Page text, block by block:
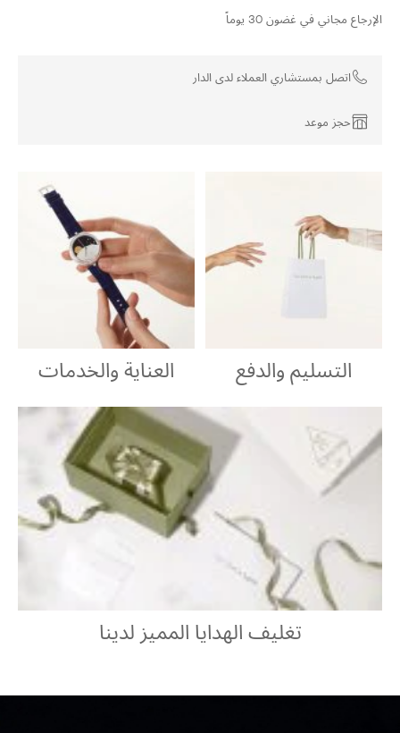
الإرجاع مجاني في غضون 30 يوماً
اتصل بمستشاري العملاء لدى الدار
حجز موعد
التسليم والدفع العناية والخدمات
تغليف الهدايا المميز لدينا